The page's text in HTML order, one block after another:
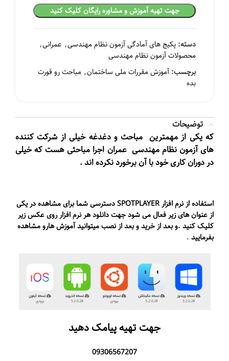
جهت تهیه آموزش و مشاوره رایگان کلیک کنید
دسته: پکیج های آمادگی آزمون نظام مهندسی, عمرانی,
محصولات آزمون نظام مهندسی
برچسب: آموزش مقررات ملی ساختمان, مباحث رو قورت
بده
توضیحات
که یکی از مهمترین مباحث و دغدغه خیلی از شرکت کننده‌
های آزمون نظام مهندسی عمران اجرا مباحثی هست که خیلی
در دوران کاری خود با آن برخورد نکرده اند .
استفاده از نرم افزار SPOTPLAYER دسترسی شما برای مشاهده در یکی
از عنوان های زیر فعال می شود جهت دانلود هر نرم افزار روی عکس زیر
کلیک کنید .و بعد از خرید و بعد از نصب میتوانید آموزش هارو مشاهده
بفرمایید .
جهت تهیه پیامک دهید
09306567207
۱,۰۳۵,۰۰۰ تومان
۳,۵۸۲,۰۰۰ تومان